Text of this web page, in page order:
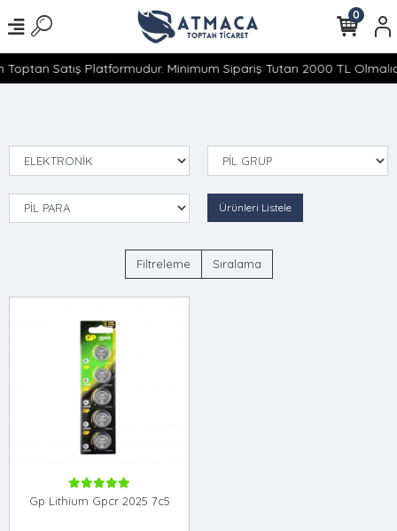
Satış Platformudur. Minimum Sipariş Tutarı 2000 TL
0
Ürünleri Listele
Filtreleme Sıralama
Gp Lithium Gpcr 2025 7c5